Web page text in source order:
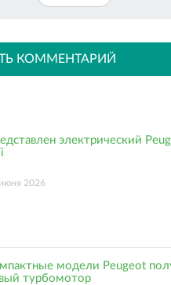
КОММЕНТАРИЙ
электрический
2026
модели Peugeot
турбомотор